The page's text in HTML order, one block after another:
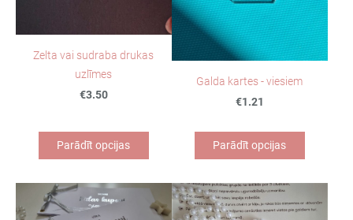
Zelta vai sudraba drukas
uzlīmes
€3.50
Parādīt opcijas
Galda kartes - viesiem
€1.21
Parādīt opcijas